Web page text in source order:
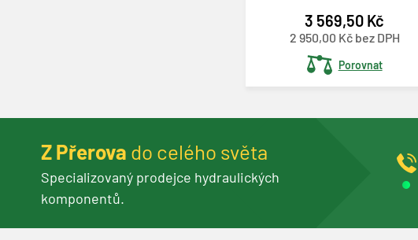
3 569,50 Kč
2 950,00 Kč bez DPH
Porovnat
Z Přerova do celého světa
Specializovaný prodejce hydraulických
komponentů.